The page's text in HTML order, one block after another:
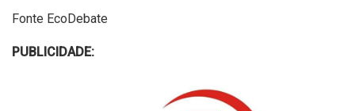
Fonte EcoDebate
PUBLICIDADE: